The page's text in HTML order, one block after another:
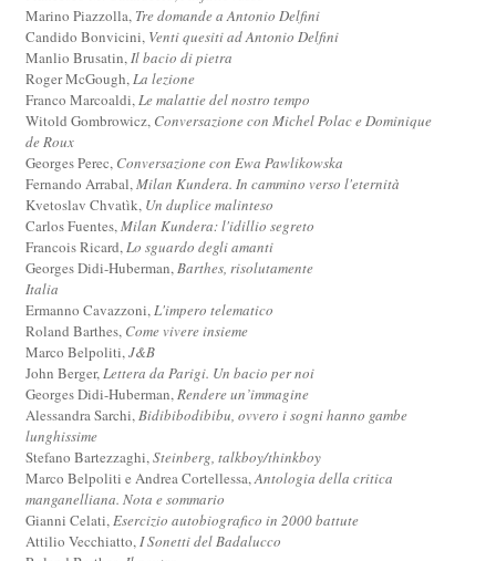
Marino Piazzolla, Tre domande a Antonio Delfini
Candido Bonvicini, Venti quesiti ad Antonio Delfini
Manlio Brusatin,Il bacio di pietra
Roger McGough,La lezione
Franco Marcoaldi,Le malattie del nostro tempo
Witold Gombrowicz, Conversazione con Michel Polac e Dominique
de Roux
Georges Perec, Conversazione con Ewa Pawlikowska
Fernando Arrabal,Milan Kundera. In cammino verso l'eternità
Kvetoslav Chvatìk, Un duplice malinteso
Carlos Fuentes,Milan Kundera: l'idillio segreto
Francois Ricard,Lo sguardo degli amanti
Georges Didi-Huberman,Barthes, risolutamente
Italia
Ermanno Cavazzoni,L'impero telematico
Roland Barthes, Come vivere insieme
Marco Belpoliti,J&B
John Berger,Lettera da Parigi. Un bacio per noi
Georges Didi-Huberman,Rendere un’immagine
Alessandra Sarchi,Bidibibodibibu, ovvero i sogni hanno gambe
lunghissime
Stefano Bartezzaghi,Steinberg, talkboy/thinkboy
Marco Belpoliti e Andrea Cortellessa,Antologia della critica
manganelliana. Nota e sommario
Gianni Celati,Esercizio autobiografico in 2000 battute
Attilio Vecchiatto,I Sonetti del Badalucco